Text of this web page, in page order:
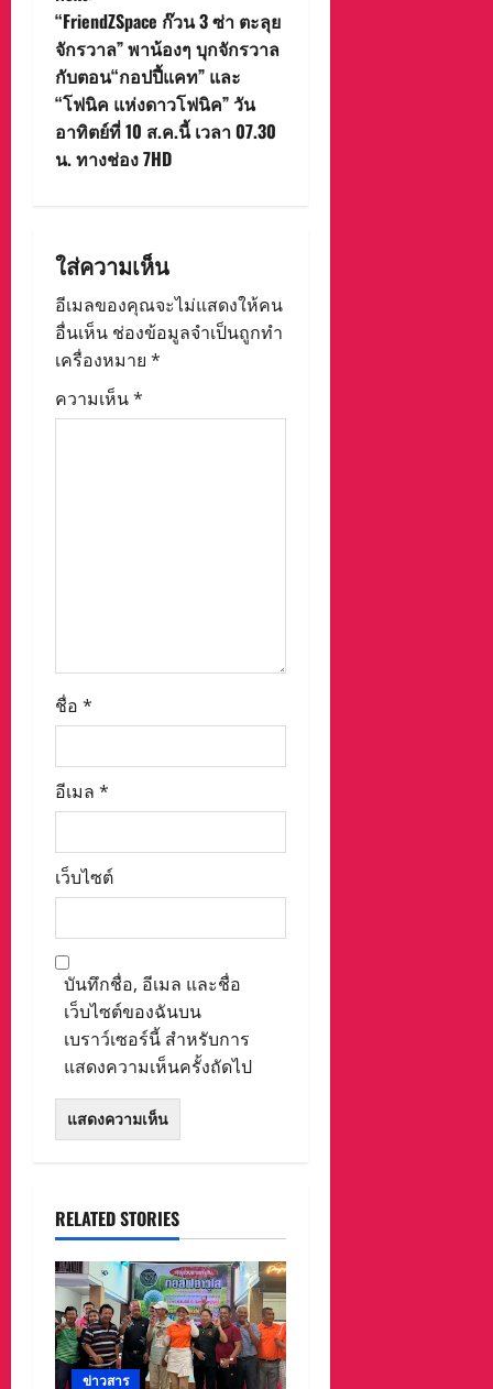
a
v
i
g
t
i
o
n
“FriendZSpace ก๊วน 3 ซ่า ตะลุย
จักรวาล” พาน้องๆ บุกจักรวาล
กับตอน“กอปปี้แคท” และ
“โฟนิค แห่งดาวโฟนิค” วัน
อาทิตย์ที่ 10 ส.ค.นี้ เวลา 07.30
น. ทางช่อง 7HD
ใส่ความเห็น
อีเมลของคุณจะไม่แสดงให้คน
อื่นเห็น ช่องข้อมูลจำเป็นถูกทำ
เครื่องหมาย *
ความเห็น*
ชื่อ *
อีเมล *
เว็บไซต์
บันทึกชื่อ, อีเมล และชื่อ
เว็บไซต์ของฉันบน
เบราว์เซอร์นี้ สำหรับการ
แสดงความเห็นครั้งถัดไป
RELATED STORIES
ข่าวสาร